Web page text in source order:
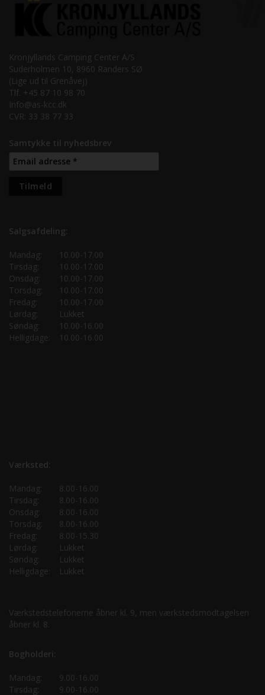
Kronjyllands Camping Center A/S
Suderholmen 10, 8960 Randers SØ
(Lige ud til Grenåvej)
Tlf. +45 87 10 98 70
Info@as-kcc.dk
CVR: 33 38 77 33
Samtykke til nyhedsbrev
Salgsafdeling:
Mandag:
10.00-17.00
Tirsdag:
10.00-17.00
Onsdag:
10.00-17.00
Torsdag:
10.00-17.00
Fredag:
10.00-17.00
Lørdag:
Lukket
Søndag:
10.00-16.00
Helligdage:
10.00-16.00
Værksted:
Mandag:
8.00-16.00
Tirsdag:
8.00-16.00
Onsdag:
8.00-16.00
Torsdag:
8.00-16.00
Fredag:
8.00-15.30
Lørdag:
Lukket
Søndag:
Lukket
Helligdage:
Lukket
Værkstedstelefonerne åbner kl. 9, men værkstedsmodtagelsen
åbner kl. 8.
Bogholderi:
Mandag:
9.00-16.00
Tirsdag:
9.00-16.00